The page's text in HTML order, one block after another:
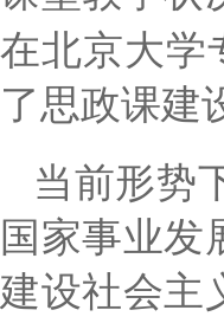
在北京大学
了思政课建
当前形势
国家事业发
建设社会主